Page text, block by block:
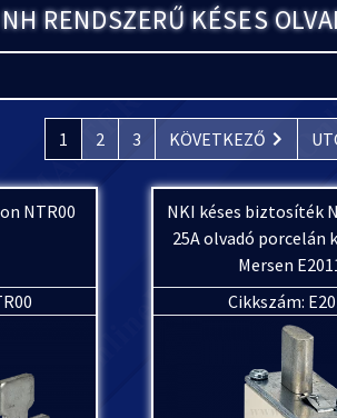
NH RENDSZERŰ KÉSES
1 2 3 KÖVETKEZŐ
NTR00
NKI késes biztosíték
25A olvadó porcelán
Mersen
Cikkszám: